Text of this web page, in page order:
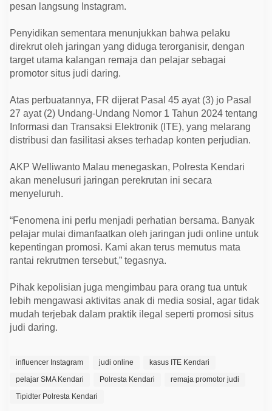
pesan langsung Instagram.
Penyidikan sementara menunjukkan bahwa pelaku
direkrut oleh jaringan yang diduga terorganisir, dengan
target utama kalangan remaja dan pelajar sebagai
promotor situs judi daring.
Atas perbuatannya, FR dijerat Pasal 45 ayat (3) jo Pasal
27 ayat (2) Undang-Undang Nomor 1 Tahun 2024 tentang
Informasi dan Transaksi Elektronik (ITE), yang melarang
distribusi dan fasilitasi akses terhadap konten perjudian.
AKP Welliwanto Malau menegaskan, Polresta Kendari
akan menelusuri jaringan perekrutan ini secara
menyeluruh.
“Fenomena ini perlu menjadi perhatian bersama. Banyak
pelajar mulai dimanfaatkan oleh jaringan judi online untuk
kepentingan promosi. Kami akan terus memutus mata
rantai rekrutmen tersebut,” tegasnya.
Pihak kepolisian juga mengimbau para orang tua untuk
lebih mengawasi aktivitas anak di media sosial, agar tidak
mudah terjebak dalam praktik ilegal seperti promosi situs
judi daring.
influencer Instagram judi online
kasus ITE Kendari
pelajar SMA Kendari
Polresta Kendari
remaja promotor judi
Tipidter Polresta Kendari